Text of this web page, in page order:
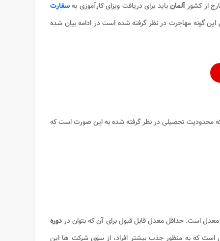
از کشورآلمانباید برای دریافت ویزای کارآموزی بهسفارت
این گونه مهاجرت در نظر گرفته شده است در ادامه بیان شده
محدودیت تحصیلی در نظر گرفته شده به این صورت است که
معدل است. حداقل معدل قابل قبول برای آن که بتوان دردوره
معدل 18 است. این در حالی است که به منظور جذب بیشتر افراد، از سوی شرکت ها این